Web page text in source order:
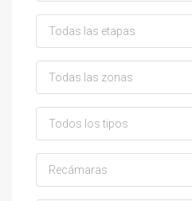
Todas las etapas
Todas las zonas
Todos los tipos
Recámaras